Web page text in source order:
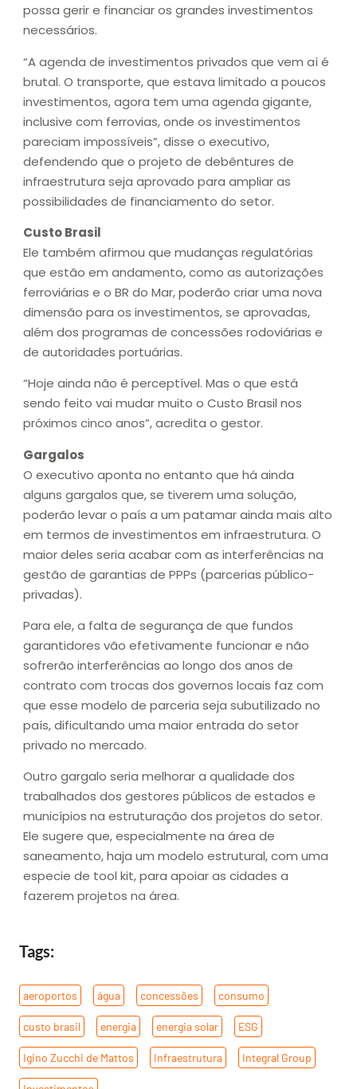
possa gerir e financiar os grandes investimentos
necessários.
“A agenda de investimentos privados que vem aí é
brutal. O transporte, que estava limitado a poucos
investimentos, agora tem uma agenda gigante,
inclusive com ferrovias, onde os investimentos
pareciam impossíveis”, disse o executivo,
defendendo que o projeto de debêntures de
infraestrutura seja aprovado para ampliar as
possibilidades de financiamento do setor.
Custo Brasil
Ele também afirmou que mudanças regulatórias
que estão em andamento, como as autorizações
ferroviárias e o BR do Mar, poderão criar uma nova
dimensão para os investimentos, se aprovadas,
além dos programas de concessões rodoviárias e
de autoridades portuárias.
“Hoje ainda não é perceptível. Mas o que está
sendo feito vai mudar muito o Custo Brasil nos
próximos cinco anos”, acredita o gestor.
Gargalos
O executivo aponta no entanto que há ainda
alguns gargalos que, se tiverem uma solução,
poderão levar o país a um patamar ainda mais alto
em termos de investimentos em infraestrutura. O
maior deles seria acabar com as interferências na
gestão de garantias de PPPs (parcerias público-
privadas).
Para ele, a falta de segurança de que fundos
garantidores vão efetivamente funcionar e não
sofrerão interferências ao longo dos anos de
contrato com trocas dos governos locais faz com
que esse modelo de parceria seja subutilizado no
país, dificultando uma maior entrada do setor
privado no mercado.
Outro gargalo seria melhorar a qualidade dos
trabalhados dos gestores públicos de estados e
municípios na estruturação dos projetos do setor.
Ele sugere que, especialmente na área de
saneamento, haja um modelo estrutural, com uma
especie de tool kit, para apoiar as cidades a
fazerem projetos na área.
Tags:
aeroportos água concessões consumo
custo brasil energia energia solar ESG
Igino Zucchi de Mattos Infraestrutura Integral Group